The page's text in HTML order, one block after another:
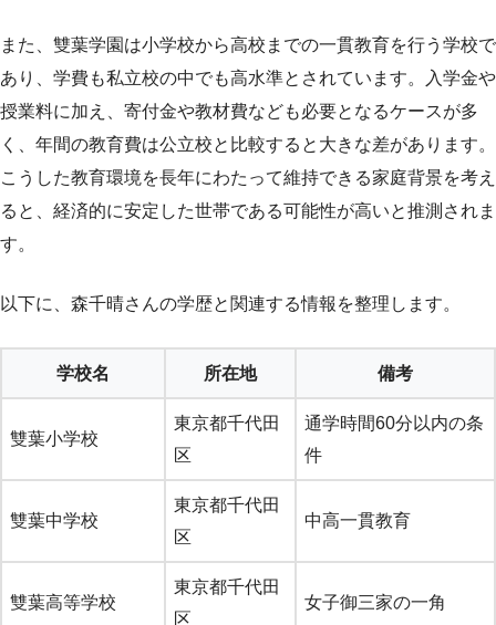
また、雙葉学園は小学校から高校までの一貫教育を行う学校で
あり、学費も私立校の中でも高水準とされています。入学金や
授業料に加え、寄付金や教材費なども必要となるケースが多
く、年間の教育費は公立校と比較すると大きな差があります。
こうした教育環境を長年にわたって維持できる家庭背景を考え
ると、経済的に安定した世帯である可能性が高いと推測されま
す。
以下に、森千晴さんの学歴と関連する情報を整理します。
学校名 所在地 備考
雙葉小学校
東京都千代田
区
通学時間60分以内の条
件
雙葉中学校
東京都千代田
区
中高一貫教育
雙葉高等学校
東京都千代田
区
女子御三家の一角